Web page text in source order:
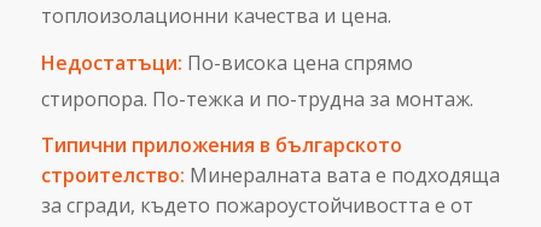
топлоизолационни качества и цена.
Недостатъци: По-висока цена спрямо
стиропора. По-тежка и по-трудна за монтаж.
Типични приложения в българското
строителство: Минералната вата е подходяща
за сгради, където пожароустойчивостта е от